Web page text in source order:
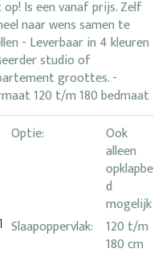
op! Is een vanaf prijs. Zelf
naar wens samen te
- Leverbaar in 4 kleuren
studio of
groottes. -
120 t/m 180 bedmaat
Optie:
Ook
alleen
opklapbe
d
mogelijk
Slaapoppervlak:
120 t/m
180 cm